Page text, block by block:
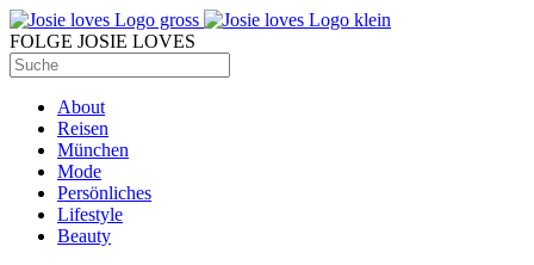
FOLGE JOSIE LOVES
About
Reisen
München
Mode
Persönliches
Lifestyle
Beauty